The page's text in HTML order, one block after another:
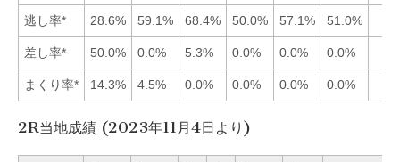
逃し率* 28.6% 59.1% 68.4% 50.0% 57.1% 51.0%
差し率* 50.0% 0.0% 5.3% 0.0% 0.0% 0.0%
まくり率* 14.3% 4.5% 0.0% 0.0% 0.0% 0.0%
2R当地成績 (2023年11月4日より)